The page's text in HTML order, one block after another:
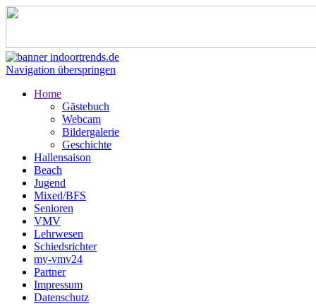
Navigation überspringen
Home
Gästebuch
Webcam
Bildergalerie
Geschichte
Hallensaison
Beach
Jugend
Mixed/BFS
Senioren
VMV
Lehrwesen
Schiedsrichter
my-vmv24
Partner
Impressum
Datenschutz